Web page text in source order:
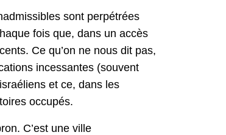
sont perpétrées
fois que, dans un accès
Ce qu’on ne nous dit pas,
incessantes (souvent
et ce, dans les
occupés.
C’est une ville